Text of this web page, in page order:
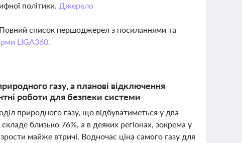
політики. Джерело
список першоджерел з посиланнями та
LIGA360.
газу, а планові відключення
роботи для безпеки системи
природного газу, що відбуватиметься у два
близько 76%, а в деяких регіонах, зокрема у
майже втричі. Водночас ціна самого газу для